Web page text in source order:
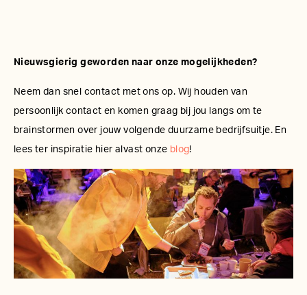
Nieuwsgierig geworden naar onze mogelijkheden?
Neem dan snel contact met ons op. Wij houden van
persoonlijk contact en komen graag bij jou langs om te
brainstormen over jouw volgende duurzame bedrijfsuitje. En
lees ter inspiratie hier alvast onze blog!